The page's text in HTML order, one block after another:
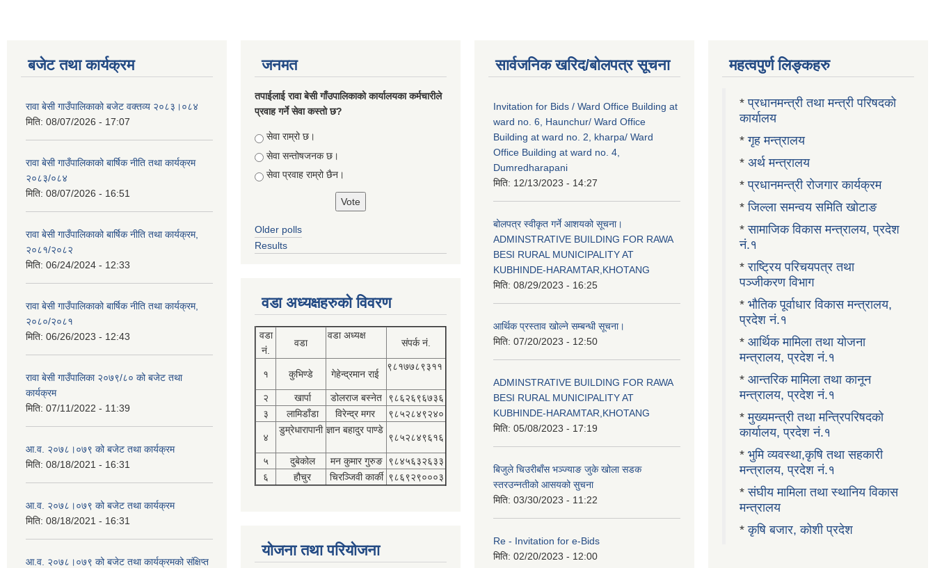
बजेट तथा कार्यक्रम
रावा बेसी गाउँपालिकाको बजेट वक्तव्य २०८३।०८४
मिति: 08/07/2026 - 17:07
रावा बेसी गाउँपालिकाको बार्षिक नीति तथा कार्यक्रम
२०८३/०८४
मिति: 08/07/2026 - 16:51
रावा बेसी गाउँपालिकाको बार्षिक नीति तथा कार्यक्रम,
२०८१/२०८२
मिति: 06/24/2024 - 12:33
रावा बेसी गाउँपालिकाको बार्षिक नीति तथा कार्यक्रम,
२०८०/२०८१
मिति: 06/26/2023 - 12:43
रावा बेसी गाउँपालिका २०७९/८० को बजेट तथा
कार्यक्रम
मिति: 07/11/2022 - 11:39
आ.व. २०७८।०७९ को बजेट तथा कार्यक्रम
मिति: 08/18/2021 - 16:31
आ.व. २०७८।०७९ को बजेट तथा कार्यक्रम
मिति: 08/18/2021 - 16:31
आ.व. २०७८।०७९ को बजेट तथा कार्यक्रमको संक्षिप्त
जनमत
तपाईलाई रावा बेसी गाँउपालिकाको कार्यालयका कर्मचारीले
प्रवाह गर्ने सेवा कस्तो छ?
Choices
सेवा राम्रो छ।
सेवा सन्तोषजनक छ।
सेवा प्रवाह राम्रो छैन।
Older polls
Results
वडा अध्यक्षहरुको विवरण
वडा
नं.
वडा
वडा अध्यक्ष
संपर्क नं.
१ कुभिण्डे गेहेन्द्रमान राई
९८१७७८९३११
२ खार्पा डोलराज बस्नेत
९८६२६९६७३६
३
लामिडाँडा विरेन्द्र मगर ९८५२८४९२४०
४
डुम्रेधारापानी ज्ञान बहादुर पाण्डे
९८५२८४९६१६
५ दुबेकोल मन कुमार गुरुङ ९८४५६३२६३३
६
हौचुर चिरञ्जिवी कार्की ९८६९२९०००३
योजना तथा परियोजना
सार्वजनिक खरिद/बोलपत्र सूचना
Invitation for Bids / Ward Office Building at
ward no. 6, Haunchur/ Ward Office
Building at ward no. 2, kharpa/ Ward
Office Building at ward no. 4,
Dumredharapani
मिति: 12/13/2023 - 14:27
बोलपत्र स्वीकृत गर्ने आशयको सूचना।
ADMINSTRATIVE BUILDING FOR RAWA
BESI RURAL MUNICIPALITY AT
KUBHINDE-HARAMTAR,KHOTANG
मिति: 08/29/2023 - 16:25
आर्थिक प्रस्ताव खोल्ने सम्बन्धी सूचना।
मिति: 07/20/2023 - 12:50
ADMINSTRATIVE BUILDING FOR RAWA
BESI RURAL MUNICIPALITY AT
KUBHINDE-HARAMTAR,KHOTANG
मिति: 05/08/2023 - 17:19
बिजुले चिउरीबाँस भञ्ज्याङ जुके खोला सडक
स्तरउन्नतीको आसयको सुचना
मिति: 03/30/2023 - 11:22
Re - Invitation for e-Bids
मिति: 02/20/2023 - 12:00
महत्वपुर्ण लिङ्कहरु
*प्रधानमन्त्री तथा मन्त्री परिषदको
कार्यालय
*गृह मन्त्रालय
* अर्थ मन्त्रालय
*प्रधानमन्त्री रोजगार कार्यक्रम
*जिल्ला समन्वय समिति खोटाङ
*सामाजिक विकास मन्त्रालय, प्रदेश
नं.१
*राष्ट्रिय परिचयपत्र तथा
पञ्जीकरण विभाग
* भौतिक पूर्वाधार विकास मन्त्रालय,
प्रदेश नं.१
* आर्थिक मामिला तथा योजना
मन्त्रालय, प्रदेश नं.१
* आन्तरिक मामिला तथा कानून
मन्त्रालय, प्रदेश नं.१
*मुख्यमन्त्री तथा मन्त्रिपरिषदको
कार्यालय, प्रदेश नं.१
* भुमि व्यवस्था,कृषि तथा सहकारी
मन्त्रालय, प्रदेश नं.१
*संघीय मामिला तथा स्थानिय विकास
मन्त्रालय
*कृषि बजार, कोशी प्रदेश